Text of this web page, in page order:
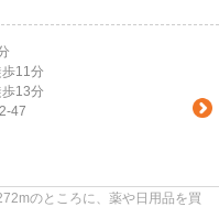
歩11分
歩13分
47
のところに、薬や日用品を買